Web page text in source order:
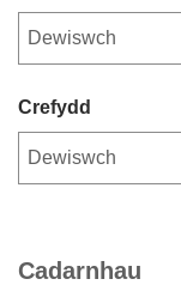
Crefydd
Cadarnhau